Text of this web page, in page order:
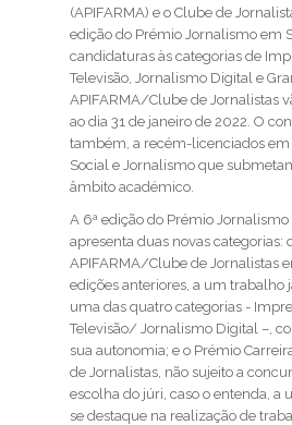
(APIFARMA) e o Clube de
edição do Prémio Jornalismo em
candidaturas às categorias de
Televisão, Jornalismo Digital e
APIFARMA/Clube de Jornalistas
ao dia 31 de janeiro de 2022. O
também, a recém-licenciados
Social e Jornalismo que
âmbito académico.
A 6ª edição do Prémio
apresenta duas novas categorias:
APIFARMA/Clube de Jornalistas
edições anteriores, a um trabalho
uma das quatro categorias -
Televisão/ Jornalismo Digital –,
sua autonomia; e o Prémio
de Jornalistas, não sujeito a
escolha do júri, caso o entenda,
se destaque na realização de